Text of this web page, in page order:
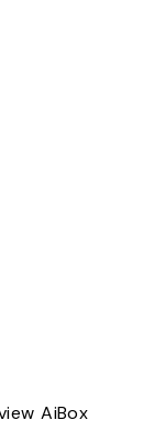
AiBox